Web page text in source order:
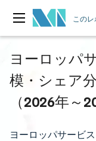
この
ヨーロッパ
模・シェア
（2026年～
ヨーロッパサービ